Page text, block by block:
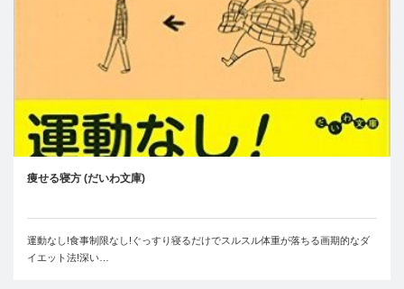
痩せる寝方 (だいわ文庫)
運動なし!食事制限なし!ぐっすり寝るだけでスルスル体重が落ちる画期的なダ
イエット法!深い…